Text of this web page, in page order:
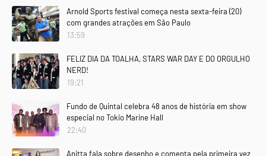
Arnold Sports festival começa nesta sexta-feira (20)
com grandes atrações em São Paulo
13:59
FELIZ DIA DA TOALHA, STARS WAR DAY E DO ORGULHO
NERD!
19:21
Fundo de Quintal celebra 48 anos de história em show
especial no Tokio Marine Hall
22:40
Anitta fala sobre desenho e comenta pela primeira vez